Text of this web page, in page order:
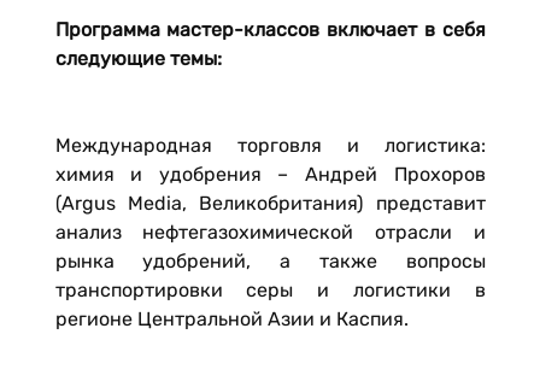
Программа мастер-классов включает в себя
следующие темы:
Международная торговля и логистика:
химия и удобрения – Андрей Прохоров
(Argus Media, Великобритания) представит
анализ нефтегазохимической отрасли и
рынка удобрений, а также вопросы
транспортировки серы и логистики в
регионе Центральной Азии и Каспия.